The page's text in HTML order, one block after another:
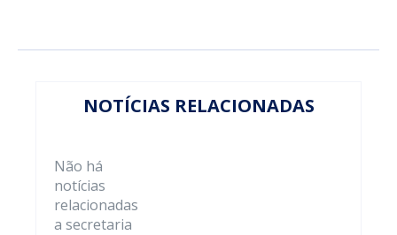
NOTÍCIAS RELACIONADAS
Não há
notícias
relacionadas
a secretaria